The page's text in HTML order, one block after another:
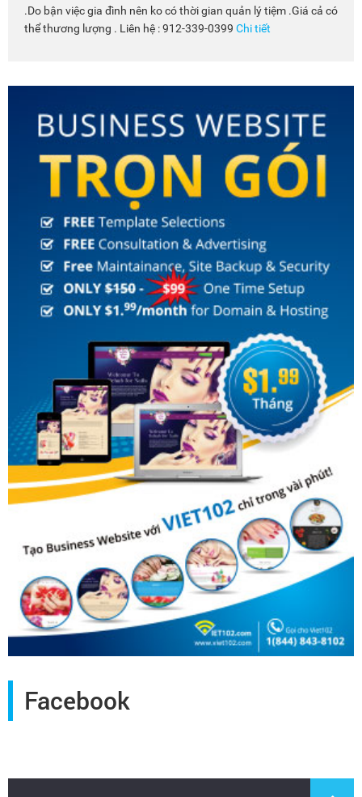
.Do bận việc gia đình nên ko có thời gian quản lý tiệm .Giá cả có
thể thương lượng . Liên hệ : 912-339-0399 Chi tiết
Facebook